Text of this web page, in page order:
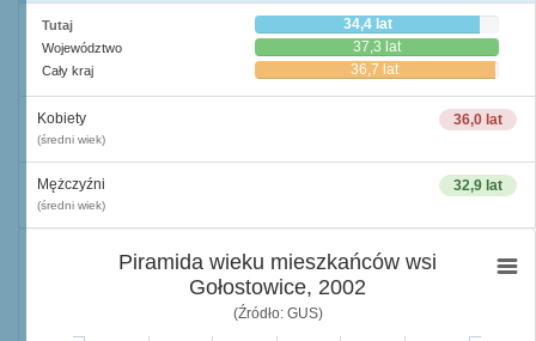
Tutaj 34,4 lat
Województwo 37,3 lat
Cały kraj 36,7 lat
36,0 lat
Kobiety
(średni wiek)
32,9 lat
Mężczyźni
(średni wiek)
Piramida wieku mieszkańców wsi
Gołostowice, 2002
(Źródło: GUS)